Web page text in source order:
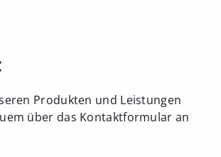
Produkten und Leistungen
über das Kontaktformular an